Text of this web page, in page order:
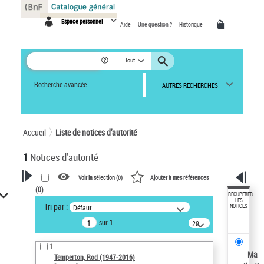
Espace personnel Aide Une question ? Historique
Tout
Recherche avancée AUTRES RECHERCHES
Accueil Liste de notices d’autorité
1 Notices d'autorité
VOTRE RECHERCHE
Recherche avancée dans les
notices d’autorité
Œuvres liées à l'auteur :
Temperton, Rod (1947-2016)
Voir la sélection (0) Ajouter à mes références
(0)
Tri par : Défaut
sur 1
20
résultats/page
1
Temperton, Rod (1947-2016)
RÉCUPÉRER
LES
NOTICES
Ma
Panneau de gestion des cookies